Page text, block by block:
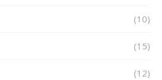
(10)
(15)
(12)